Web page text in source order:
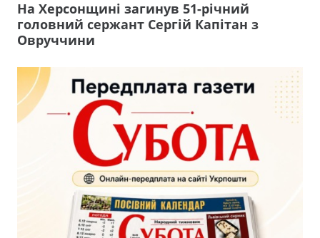
На Херсонщині загинув 51-річний
головний сержант Сергій Капітан з
Овруччини